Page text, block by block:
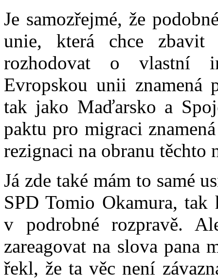
Je samozřejmé, že
unie, která chce zbavit
rozhodovat o vlastní
Evropskou unii znamená
tak jako Maďarsko a
paktu pro migraci
rezignaci na obranu těchto
Já zde také mám to samé
SPD Tomio Okamura, tak
v podrobné rozpravě.
zareagovat na slova pana
řekl, že ta věc není